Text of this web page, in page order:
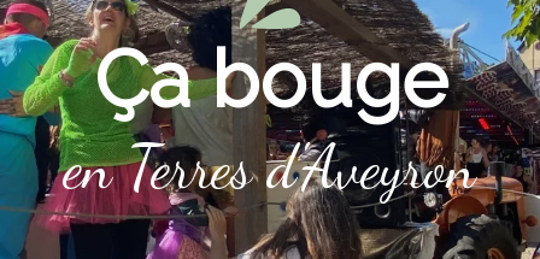
Ça bouge
en Terres d'Aveyron